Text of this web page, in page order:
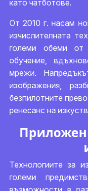
като чатботове.
От 2010 г. насам
изчислителната
големи обеми
обучение,
мрежи.
изображения,
безпилотните
ренесанс на
Технологиите за
големи